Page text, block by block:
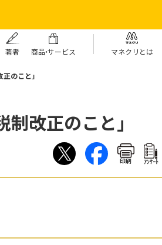
著者 商品・サービス マネクリとは
のこと」
改正のこと」
印刷 ｱﾝｹｰﾄ